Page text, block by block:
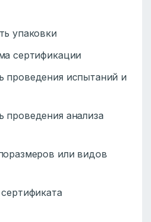
упаковки
сертификации
проведения испытаний и
проведения анализа
или видов